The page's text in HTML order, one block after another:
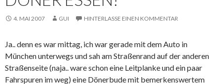
4. MAI 2007 GUI HINTERLASSE EINEN KOMMENTAR
Ja.. denn es war mittag, ich war gerade mit dem Auto in
München unterwegs und sah am Straßenrand auf der anderen
Straßenseite (naja.. ware schon eine Leitplanke und ein paar
Fahrspuren im weg) eine Dönerbude mit bemerkenswertem